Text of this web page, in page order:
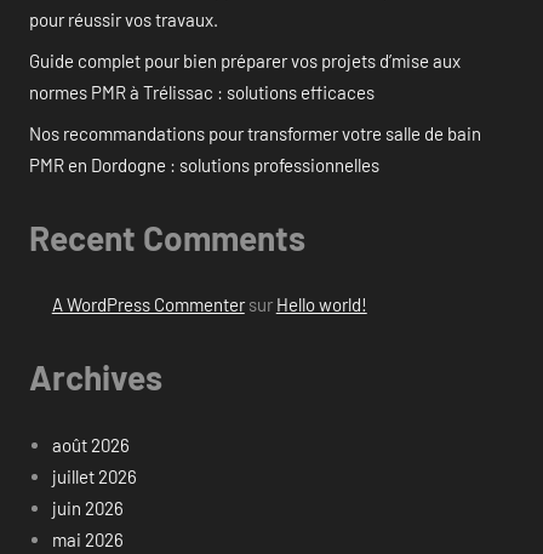
pour réussir vos travaux.
Guide complet pour bien préparer vos projets d’mise aux
normes PMR à Trélissac : solutions efficaces
Nos recommandations pour transformer votre salle de bain
PMR en Dordogne : solutions professionnelles
Recent Comments
A WordPress Commentersur Hello world!
Archives
août 2026
juillet 2026
juin 2026
mai 2026